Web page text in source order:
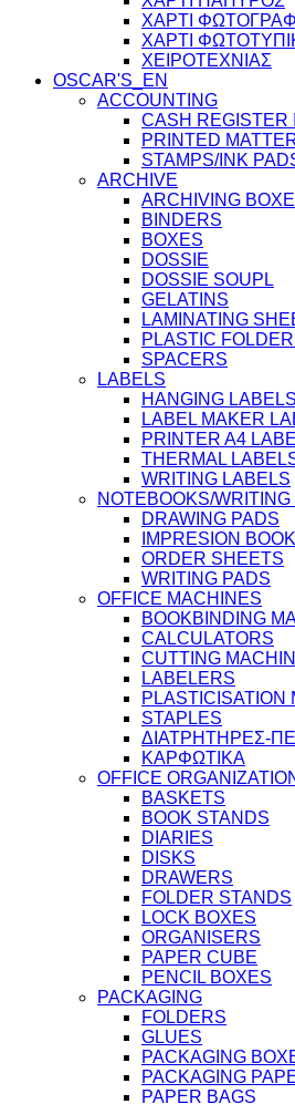
ΧΑΡΤΙ
ΧΑΡΤΙ
ΧΕΙΡΟΤΕΧΝΙΑΣ
OSCAR'S_EN
ACCOUNTING
CASH REGISTER
PRINTED
STAMPS/INK
ARCHIVE
ARCHIVING
BINDERS
BOXES
DOSSIE
DOSSIE SOUPL
GELATINS
LAMINATING
PLASTIC
SPACERS
LABELS
HANGING LABELS
LABEL MAKER
PRINTER A4
THERMAL
WRITING LABELS
NOTEBOOKS/WRITING
DRAWING PADS
IMPRESION
ORDER SHEETS
WRITING PADS
OFFICE MACHINES
BOOKBINDING
CALCULATORS
CUTTING
LABELERS
PLASTICISATION
STAPLES
ΔΙΑΤΡΗΤΗΡΕΣ-
ΚΑΡΦΩΤΙΚΑ
OFFICE
BASKETS
BOOK STANDS
DIARIES
DISKS
DRAWERS
FOLDER STANDS
LOCK BOXES
ORGANISERS
PAPER CUBE
PENCIL BOXES
PACKAGING
FOLDERS
GLUES
PACKAGING
PACKAGING
PAPER BAGS